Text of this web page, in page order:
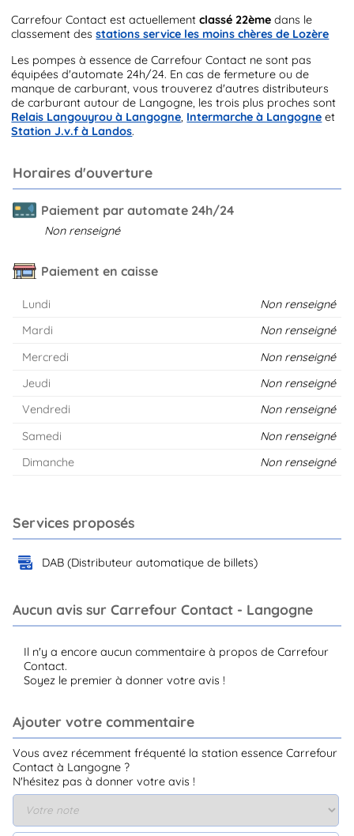
Carrefour Contact est actuellementclassé 22ème dans le
classement desstations service les moins chères de Lozère
Les pompes à essence de Carrefour Contact ne sont pas
équipées d'automate 24h/24. En cas de fermeture ou de
manque de carburant, vous trouverez d'autres distributeurs
de carburant autour de Langogne, les trois plus proches sont
Relais Langouyrou à Langogne, Intermarche à Langogne et
Station J.v.f à Landos.
Horaires d'ouverture
Paiement par automate 24h/24
Non renseigné
Paiement en caisse
Lundi
Non renseigné
Mardi
Non renseigné
Mercredi
Non renseigné
Jeudi
Non renseigné
Vendredi
Non renseigné
Samedi
Non renseigné
Dimanche
Non renseigné
Services proposés
DAB (Distributeur automatique de billets)
Aucun avis sur Carrefour Contact - Langogne
Il n'y a encore aucun commentaire à propos de Carrefour
Contact.
Soyez le premier à donner votre avis !
Ajouter votre commentaire
Vous avez récemment fréquenté la station essence Carrefour
Contact à Langogne ?
N'hésitez pas à donner votre avis !